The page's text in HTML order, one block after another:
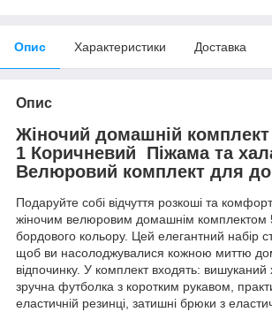
Опис Характеристики Доставка
Опис
Жіночий домашній
1 Коричневий Піжама та
Велюровий комплект для
Подаруйте собі відчуття розкоші та
жіночим велюровим домашнім комплектом
бордового кольору. Цей елегантний набір
щоб ви насолоджувалися кожною миттю
відпочинку. У комплект входять:
зручна футболка з коротким рукавом,
еластичній резинці, затишні брюки з